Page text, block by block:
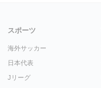
スポーツ
海外サッカー
日本代表
Jリーグ